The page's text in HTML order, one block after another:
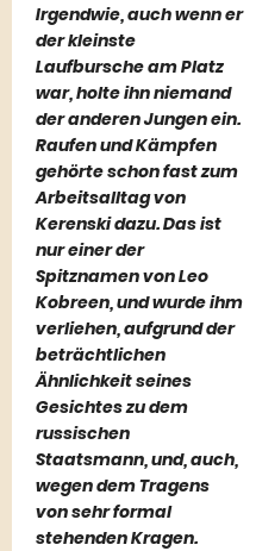
Irgendwie, auch wenn er
der kleinste
Laufbursche am Platz
war, holte ihn niemand
der anderen Jungen ein.
Raufen und Kämpfen
gehörte schon fast zum
Arbeitsalltag von
Kerenski dazu. Das ist
nur einer der
Spitznamen von Leo
Kobreen, und wurde ihm
verliehen, aufgrund der
beträchtlichen
Ähnlichkeit seines
Gesichtes zu dem
russischen
Staatsmann, und, auch,
wegen dem Tragens
von sehr formal
stehenden Kragen.